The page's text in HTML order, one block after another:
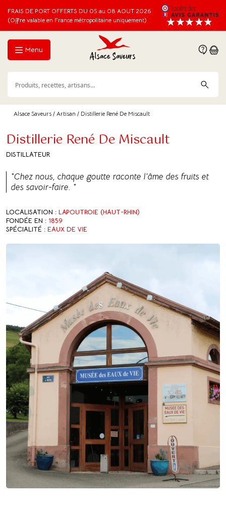
FRAIS DE PORT OFFERTS DU 05 au 08 AOUT 2026
(Offre valable en France métropolitaine uniquement)
Menu
Alsace Saveurs / Artisan / Distillerie René De Miscault
Distillerie René De Miscault
DISTILLATEUR
"Chez nous, chaque goutte raconte l’âme des fruits et
des savoir-faire. "
LOCALISATION : LAPOUTROIE (HAUT-RHIN)
FONDÉE EN : 1859
SPÉCIALITÉ : EAUX DE VIE